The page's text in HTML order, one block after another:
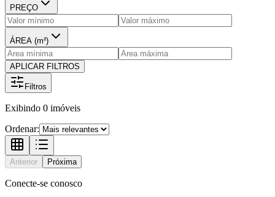
PREÇO
ÁREA (m²)
APLICAR FILTROS
Filtros
Exibindo 0 imóveis
Ordenar:
Anterior Próxima
Conecte-se conosco